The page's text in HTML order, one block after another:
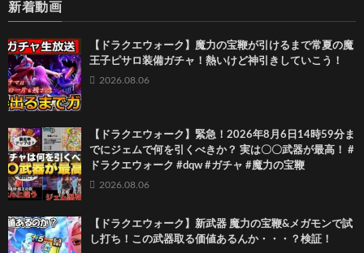
新着動画
【ドラクエウォーク】魔力の宝鞭が引けるまで常夏の魔
王子ピサロ装備ガチャ！熱いけど神引きしていこう！
2026.08.06
【ドラクエウォーク】緊急！2026年8月6日14時59分ま
でにジェムで何を引くべきか？ 実は〇〇武器が最高！ #
ドラクエウォーク #dqw #ガチャ #魔力の宝鞭
2026.08.06
【ドラクエウォーク】新武器 魔力の宝鞭&メガモンで試
し打ち！この武器取る価値あるんか・・・？検証！